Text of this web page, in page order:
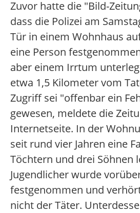
Zuvor hatte die "Bild-
dass die Polizei am
Tür in einem Wohnhaus
eine Person
aber einem Irrtum
etwa 1,5 Kilometer vom
Zugriff sei "offenbar ein
gewesen, meldete die
Internetseite. In der
seit rund vier Jahren eine
Töchtern und drei Söhnen
Jugendlicher wurde
festgenommen und
nicht der Täter.